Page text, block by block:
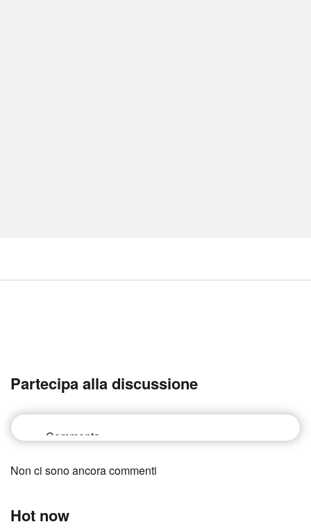
Partecipa alla discussione
Non ci sono ancora commenti
Hot now